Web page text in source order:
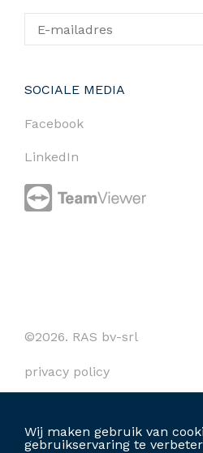
Wij maken gebruik van
gebruikservaring te
SOCIALE MEDIA
Facebook
LinkedIn
©2026. RAS bv-srl
privacy policy
algemene voorwaarden